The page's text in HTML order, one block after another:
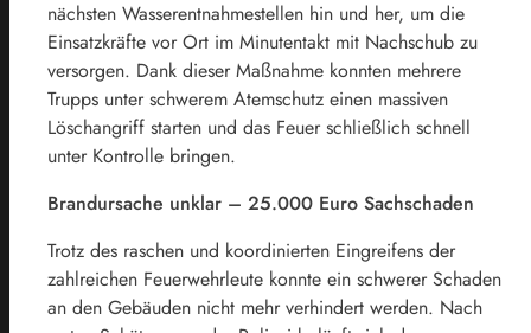
nächsten Wasserentnahmestellen hin und her, um die
Einsatzkräfte vor Ort im Minutentakt mit Nachschub zu
versorgen. Dank dieser Maßnahme konnten mehrere
Trupps unter schwerem Atemschutz einen massiven
Löschangriff starten und das Feuer schließlich schnell
unter Kontrolle bringen.
Brandursache unklar – 25.000 Euro Sachschaden
Trotz des raschen und koordinierten Eingreifens der
zahlreichen Feuerwehrleute konnte ein schwerer Schaden
an den Gebäuden nicht mehr verhindert werden. Nach